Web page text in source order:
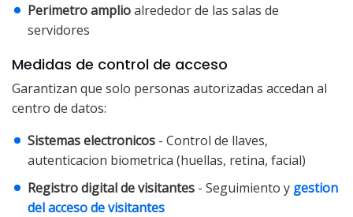
Perimetro amplioalrededor de las salas de
servidores
Medidas de control de acceso
Garantizan que solo personas autorizadas accedan al
centro de datos:
Sistemas electronicos - Control de llaves,
autenticacion biometrica (huellas, retina, facial)
Registro digital de visitantes - Seguimiento y gestion
del acceso de visitantes